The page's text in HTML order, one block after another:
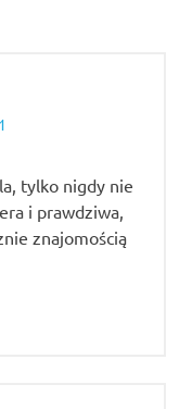
tylko nigdy nie
i prawdziwa,
znajomością